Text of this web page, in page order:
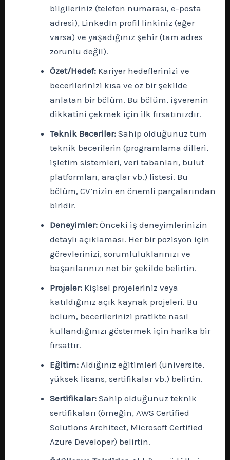
bilgileriniz (telefon numarası, e-posta
adresi), LinkedIn profil linkiniz (eğer
varsa) ve yaşadığınız şehir (tam adres
zorunlu değil).
Özet/Hedef: Kariyer hedeflerinizi ve
becerilerinizi kısa ve öz bir şekilde
anlatan bir bölüm. Bu bölüm, işverenin
dikkatini çekmek için ilk fırsatınızdır.
Teknik Beceriler: Sahip olduğunuz tüm
teknik becerilerin (programlama dilleri,
işletim sistemleri, veri tabanları, bulut
platformları, araçlar vb.) listesi. Bu
bölüm, CV’nizin en önemli parçalarından
biridir.
Deneyimler: Önceki iş deneyimlerinizin
detaylı açıklaması. Her bir pozisyon için
görevlerinizi, sorumluluklarınızı ve
başarılarınızı net bir şekilde belirtin.
Projeler: Kişisel projeleriniz veya
katıldığınız açık kaynak projeleri. Bu
bölüm, becerilerinizi pratikte nasıl
kullandığınızı göstermek için harika bir
fırsattır.
Eğitim: Aldığınız eğitimleri (üniversite,
yüksek lisans, sertifikalar vb.) belirtin.
Sertifikalar: Sahip olduğunuz teknik
sertifikaları (örneğin, AWS Certified
Solutions Architect, Microsoft Certified
Azure Developer) belirtin.